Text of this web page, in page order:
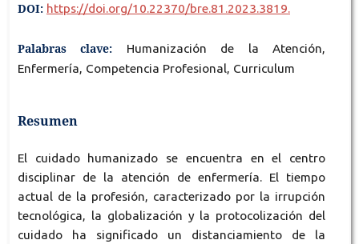
DOI: https://doi.org/10.22370/bre.81.2023.3819.
Palabras clave:
Humanización de la Atención,
Enfermería, Competencia Profesional, Curriculum
Resumen
El cuidado humanizado se encuentra en el centro
disciplinar de la atención de enfermería. El tiempo
actual de la profesión, caracterizado por la irrupción
tecnológica, la globalización y la protocolización del
cuidado ha significado un distanciamiento de la